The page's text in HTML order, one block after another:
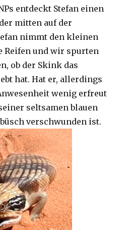
entdeckt Stefan einen
mitten auf der
nimmt den kleinen
Reifen und wir spurten
ob der Skink das
hat. Hat er, allerdings
wenig erfreut
seltsamen blauen
verschwunden ist.